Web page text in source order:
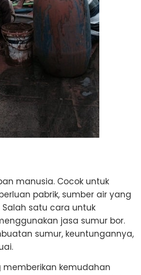
manusia. Cocok untuk
pabrik, sumber air yang
satu cara untuk
jasa sumur bor.
sumur, keuntungannya,
memberikan kemudahan